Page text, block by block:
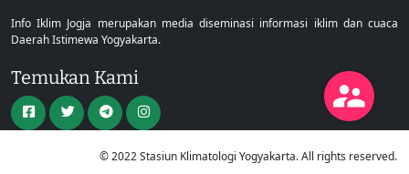
Info Iklim Jogja merupakan media diseminasi informasi iklim dan cuaca
Daerah Istimewa Yogyakarta.
Temukan Kami
© 2022 Stasiun Klimatologi Yogyakarta. All rights reserved.